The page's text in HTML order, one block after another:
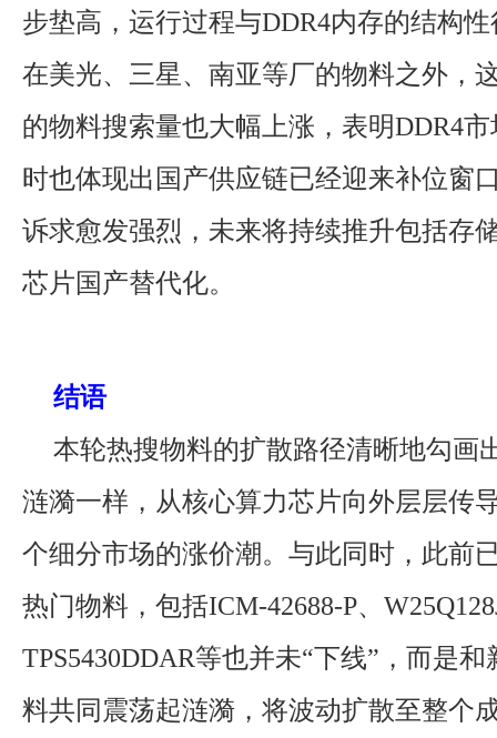
步垫高，运行过程与DDR4内存的结构
在美光、三星、南亚等厂的物料之外，
的物料搜索量也大幅上涨，表明DDR4
时也体现出国产供应链已经迎来补位窗
诉求愈发强烈，未来将持续推升包括存
芯片国产替代化。
结语
本轮热搜物料的扩散路径清晰地勾画
涟漪一样，从核心算力芯片向外层层传
个细分市场的涨价潮。与此同时，此前
热门物料，包括ICM-42688-P、
TPS5430DDAR等也并未“下线”，而是
料共同震荡起涟漪，将波动扩散至整个